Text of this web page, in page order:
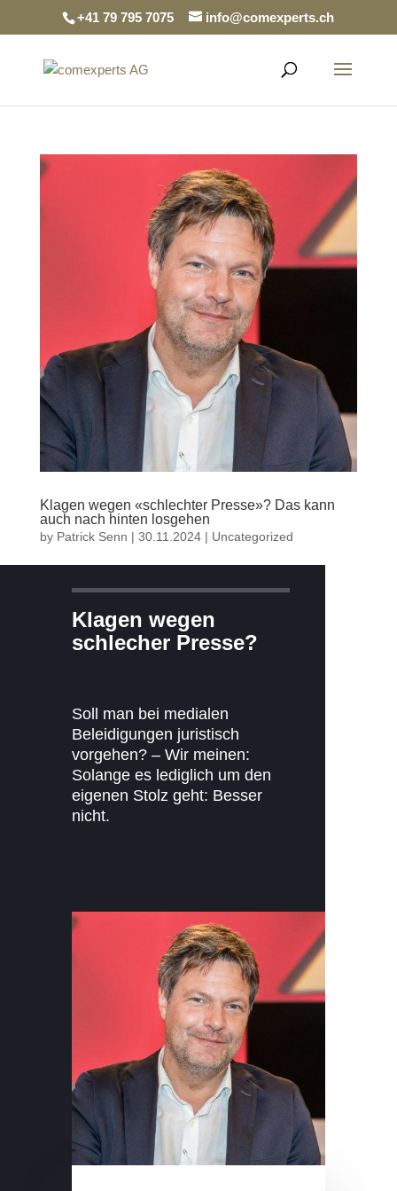
+41 79 795 7075 info@comexperts.ch
Klagen wegen «schlechter Presse»? Das kann
auch nach hinten losgehen
by Patrick Senn | 30.11.2024| Uncategorized
Klagen wegen
schlecher Presse?
Soll man bei medialen
Beleidigungen juristisch
vorgehen? – Wir meinen:
Solange es lediglich um den
eigenen Stolz geht: Besser
nicht.